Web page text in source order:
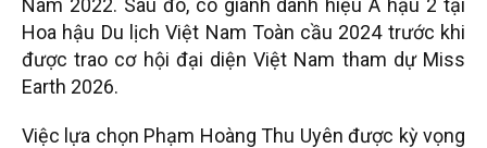
Nam 2022. Sau đó, cô giành danh hiệu Á hậu 2 tại
Hoa hậu Du lịch Việt Nam Toàn cầu 2024 trước khi
được trao cơ hội đại diện Việt Nam tham dự Miss
Earth 2026.
Việc lựa chọn Phạm Hoàng Thu Uyên được kỳ vọng